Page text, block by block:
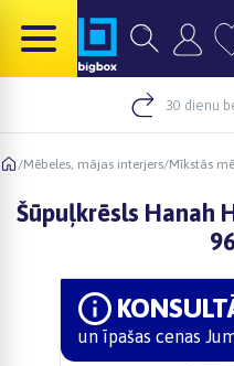
30 dienu
/Mēbeles, mājas interjers/Mīkstās
Šūpuļkrēsls Hanah
un īpašas cenas